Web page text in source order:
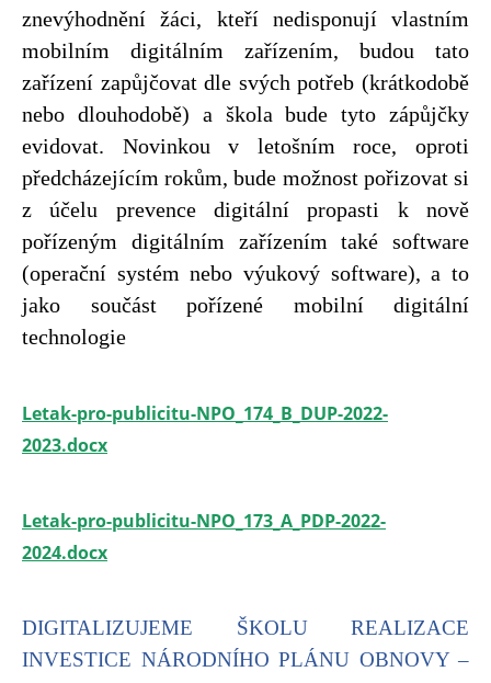
znevýhodnění žáci, kteří nedisponují vlastním
mobilním digitálním zařízením, budou tato
zařízení zapůjčovat dle svých potřeb (krátkodobě
nebo dlouhodobě) a škola bude tyto zápůjčky
evidovat. Novinkou v letošním roce, oproti
předcházejícím rokům, bude možnost pořizovat si
z účelu prevence digitální propasti k nově
pořízeným digitálním zařízením také software
(operační systém nebo výukový software), a to
jako součást pořízené mobilní digitální
technologie
Letak-pro-publicitu-NPO_174_B_DUP-2022-
2023.docx
Letak-pro-publicitu-NPO_173_A_PDP-2022-
2024.docx
DIGITALIZUJEME ŠKOLU REALIZACE
INVESTICE NÁRODNÍHO PLÁNU OBNOVY –